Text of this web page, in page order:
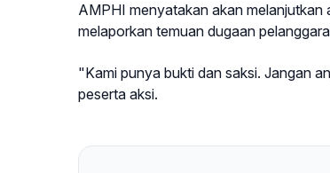
AMPHI menyatakan akan melanjutkan
melaporkan temuan dugaan
"Kami punya bukti dan saksi. Jangan
peserta aksi.